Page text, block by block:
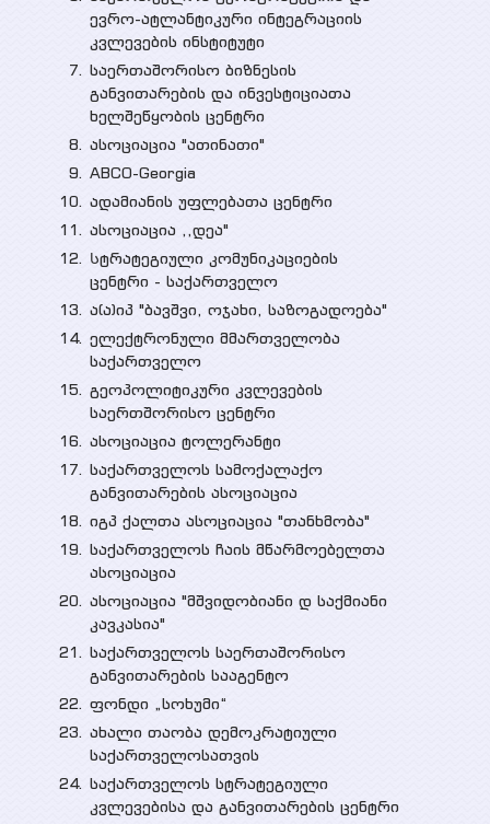
ევრო-ატლანტიკური ინტეგრაციის
კვლევების ინსტიტუტი
საერთაშორისო ბიზნესის
განვითარების და ინვესტიციათა
ხელშეწყობის ცენტრი
ასოციაცია "ათინათი"
ABCO-Georgia
ადამიანის უფლებათა ცენტრი
ასოციაცია ,,დეა"
Სტრატეგიული კომუნიკაციების
ცენტრი - საქართველო
ა(ა)იპ "ბავშვი, ოჯახი, საზოგადოება"
ელექტრონული მმართველობა
საქართველო
გეოპოლიტიკური კვლევების
საერთშორისო ცენტრი
ასოციაცია ტოლერანტი
საქართველოს სამოქალაქო
განვითარების ასოციაცია
იგპ ქალთა ასოციაცია "თანხმობა"
საქართველოს ჩაის მწარმოებელთა
ასოციაცია
ასოციაცია "მშვიდობიანი დ საქმიანი
კავკასია"
საქართველოს საერთაშორისო
განვითარების სააგენტო
ფონდი „სოხუმი“
ახალი თაობა დემოკრატიული
საქართველოსათვის
საქართველოს სტრატეგიული
კვლევებისა და განვითარების ცენტრი